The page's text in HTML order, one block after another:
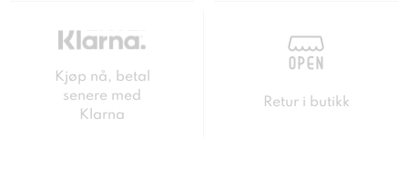
Kjøp nå, betal
senere med
Klarna
Retur i butikk